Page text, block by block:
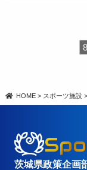
HOME > スポーツ施設 >
茨城県政策企画